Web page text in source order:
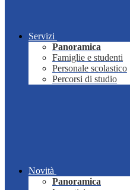
Servizi
Panoramica
Famiglie e studenti
Personale scolastico
Percorsi di studio
Novità
Panoramica